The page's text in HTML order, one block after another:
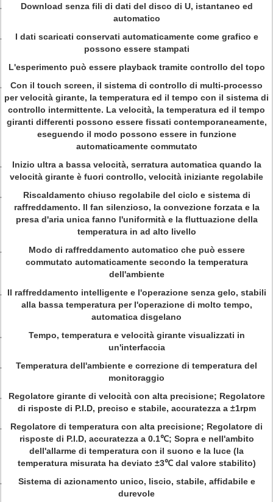
Download senza fili di dati del disco di U, istantaneo ed
automatico
I dati scaricati conservati automaticamente come grafico e
possono essere stampati
L'esperimento può essere playback tramite controllo del topo
Con il touch screen, il sistema di controllo di multi-processo
per velocità girante, la temperatura ed il tempo con il sistema di
controllo intermittente. La velocità, la temperatura ed il tempo
giranti differenti possono essere fissati contemporaneamente,
eseguendo il modo possono essere in funzione
automaticamente commutato
Inizio ultra a bassa velocità, serratura automatica quando la
velocità girante è fuori controllo, velocità iniziante regolabile
Riscaldamento chiuso regolabile del ciclo e sistema di
raffreddamento. Il fan silenzioso, la convezione forzata e la
presa d'aria unica fanno l'uniformità e la fluttuazione della
temperatura in ad alto livello
Modo di raffreddamento automatico che può essere
commutato automaticamente secondo la temperatura
dell'ambiente
Il raffreddamento intelligente e l'operazione senza gelo, stabili
alla bassa temperatura per l'operazione di molto tempo,
automatica disgelano
Tempo, temperatura e velocità girante visualizzati in
un'interfaccia
Temperatura dell'ambiente e correzione di temperatura del
monitoraggio
Regolatore girante di velocità con alta precisione; Regolatore
di risposte di P.I.D, preciso e stabile, accuratezza a ±1rpm
Regolatore di temperatura con alta precisione; Regolatore di
risposte di P.I.D, accuratezza a 0.1℃; Sopra e nell'ambito
dell'allarme di temperatura con il suono e la luce (la
temperatura misurata ha deviato ±3℃ dal valore stabilito)
Sistema di azionamento unico, liscio, stabile, affidabile e
durevole